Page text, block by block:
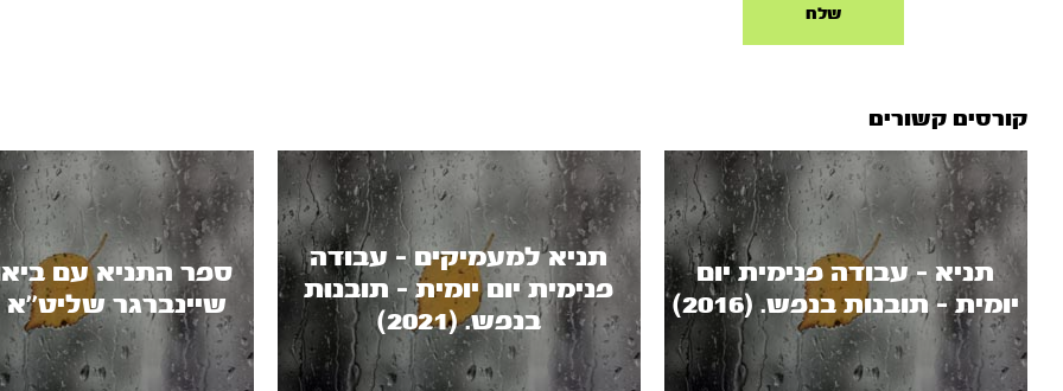
קורסים קשורים
תניא - עבודה פנימית יום
יומית - תובנות בנפש. (2016)
תניא למעמיקים - עבודה
פנימית יום יומית - תובנות
בנפש. (2021)
ספר התניא עם
שיינברגר שליט’’א